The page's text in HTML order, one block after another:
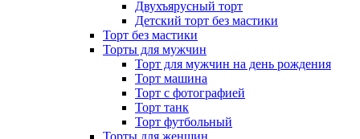
Двухъярусный торт
Детский торт без мастики
Торт без мастики
Торты для мужчин
Торт для мужчин на день рождения
Торт машина
Торт с фотографией
Торт танк
Торт футбольный
Торты для женщин